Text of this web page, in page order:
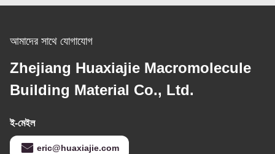
আমাদের সাথে যোগাযোগ
Zhejiang Huaxiajie Macromolecule
Building Material Co., Ltd.
ই-মেইল
eric@huaxiajie.com